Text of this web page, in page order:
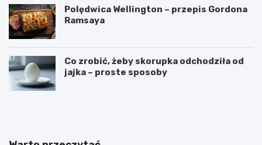
Polędwica Wellington – przepis Gordona
Ramsaya
Co zrobić, żeby skorupka odchodziła od
jajka – proste sposoby
C
P